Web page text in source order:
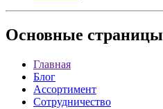
Основные страницы
Главная
Блог
Ассортимент
Сотрудничество